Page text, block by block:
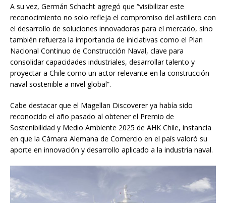
A su vez, Germán Schacht agregó que “visibilizar este
reconocimiento no solo refleja el compromiso del astillero con
el desarrollo de soluciones innovadoras para el mercado, sino
también refuerza la importancia de iniciativas como el Plan
Nacional Continuo de Construcción Naval, clave para
consolidar capacidades industriales, desarrollar talento y
proyectar a Chile como un actor relevante en la construcción
naval sostenible a nivel global”.
Cabe destacar que el Magellan Discoverer ya había sido
reconocido el año pasado al obtener el Premio de
Sostenibilidad y Medio Ambiente 2025 de AHK Chile, instancia
en que la Cámara Alemana de Comercio en el país valoró su
aporte en innovación y desarrollo aplicado a la industria naval.